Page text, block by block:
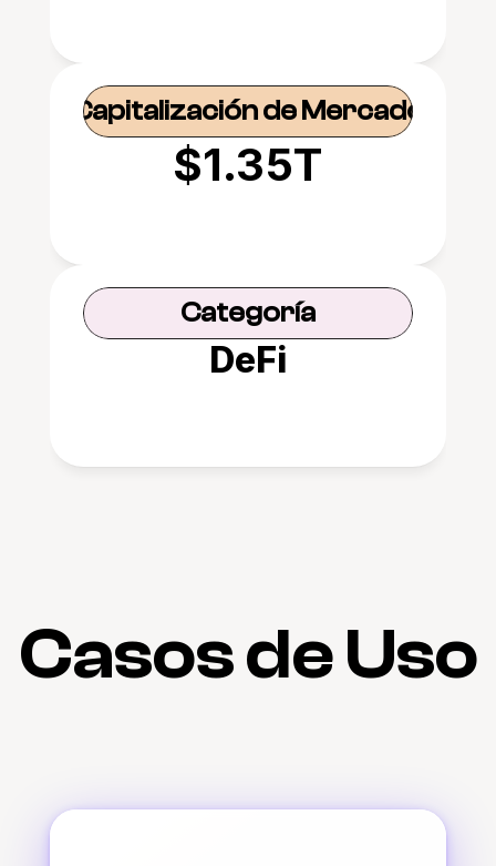
Capitalización de Mercado
$1.35T
Categoría
DeFi
Casos de Uso